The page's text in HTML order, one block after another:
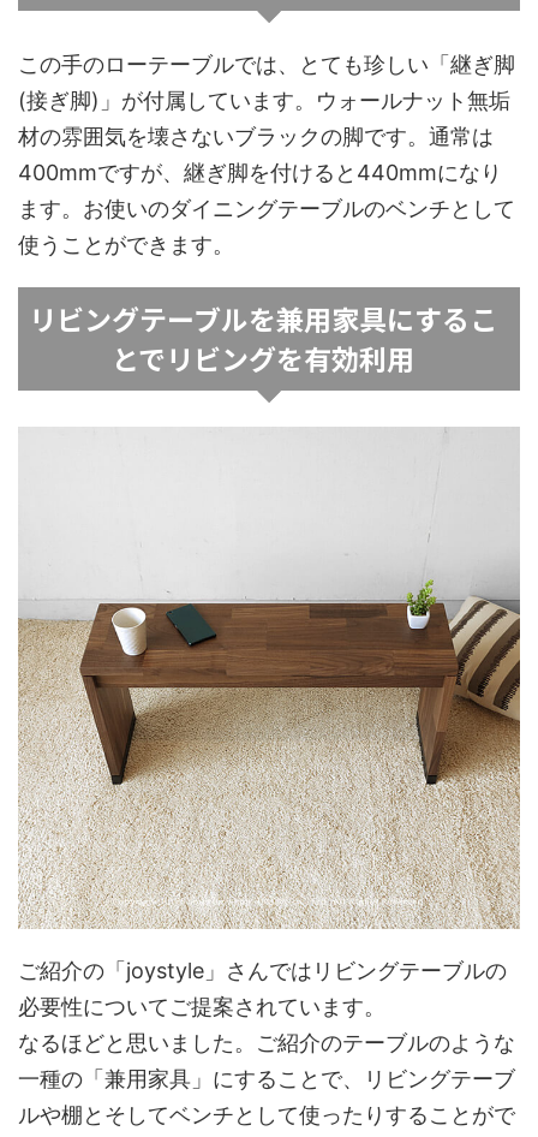
この手のローテーブルでは、とても珍しい「継ぎ脚
(接ぎ脚)」が付属しています。ウォールナット無垢
材の雰囲気を壊さないブラックの脚です。通常は
400mmですが、継ぎ脚を付けると440mmになり
ます。お使いのダイニングテーブルのベンチとして
使うことができます。
リビングテーブルを兼用家具にするこ
とでリビングを有効利用
ご紹介の「joystyle」さんではリビングテーブルの
必要性についてご提案されています。
なるほどと思いました。ご紹介のテーブルのような
一種の「兼用家具」にすることで、リビングテーブ
ルや棚とそしてベンチとして使ったりすることがで